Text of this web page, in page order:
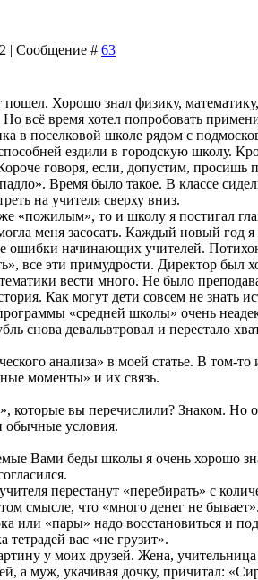
| Сообщение # 63
Хорошо знал физику,
всё время хотел попробовать
в поселковой школе рядом с
ездили в городскую школу.
говоря, если, допустим, просишь
Время было такое. В классе
на учителя сверху вниз.
«пожилым», то и школу я постигал
меня засосать. Каждый новый
ошибки начинающих учителей.
все эти примудрости. Директор
вести много. Не было
Как могут дети совсем не знать
«средней школы» очень
снова девальвтровал и перестало
анализа» в моей статье. В том-то
моменты» и их связь.
которые вы перечислили? Знаком.
обычные условия.
Вами беды школы я очень хорошо
перестанут «перебирать» с
смысле, что «много денег не
или «пары» надо восстановиться и
вас «не грузит».
у моих друзей. Жена,
а муж, укачивая дочку, причитал: